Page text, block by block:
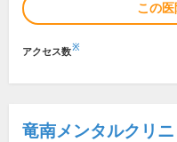
この
アクセス数※
竜南メンタルクリニ